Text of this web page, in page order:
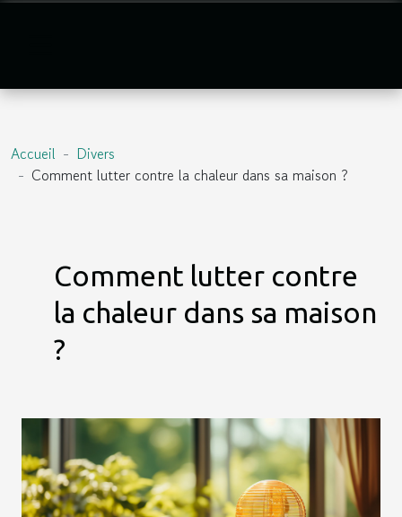
Accueil
Divers
Comment lutter contre la chaleur dans sa maison ?
Comment lutter contre
la chaleur dans sa maison
?